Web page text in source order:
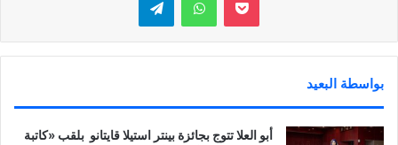
بواسطة البعيد
أبو العلا تتوج بجائزة بينتر استيلا قايتانو بلقب «كاتبة